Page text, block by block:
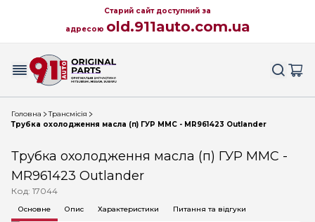
Старий сайт доступний за
адресою old.911auto.com.ua
Головна
Трансмісія
Трубка охолодження масла (п) ГУР MMC - MR961423 Outlander
Трубка охолодження масла (п) ГУР MMC -
MR961423 Outlander
Код: 17044
Основне Опис Характеристики Питання та відгуки